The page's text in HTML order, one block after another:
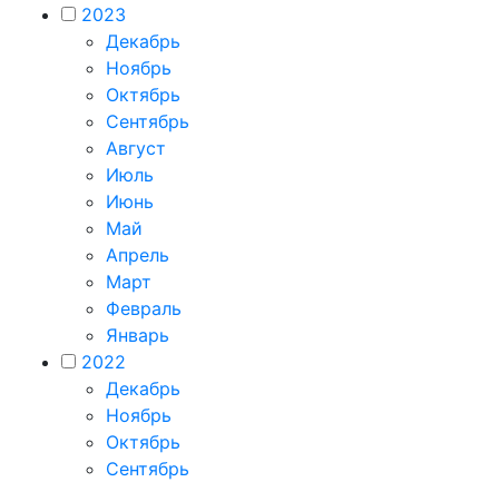
2023
Декабрь
Ноябрь
Октябрь
Сентябрь
Август
Июль
Июнь
Май
Апрель
Март
Февраль
Январь
2022
Декабрь
Ноябрь
Октябрь
Сентябрь